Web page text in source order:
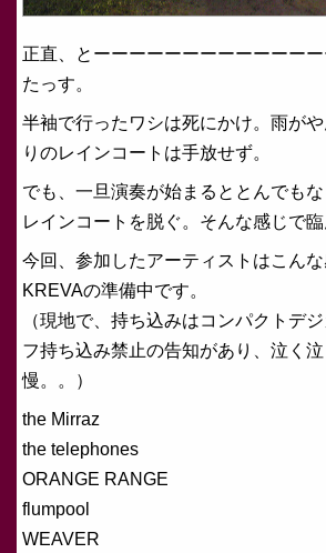
正直、とーーーーーーーーーーーー
たっす。
半袖で行ったワシは死にかけ。雨が
りのレインコートは手放せず。
でも、一旦演奏が始まるととんでもな
レインコートを脱ぐ。そんな感じで臨
今回、参加したアーティストはこん
KREVAの準備中です。
（現地で、持ち込みはコンパクトデ
フ持ち込み禁止の告知があり、泣く
慢。。）
the Mirraz
the telephones
ORANGE RANGE
flumpool
WEAVER